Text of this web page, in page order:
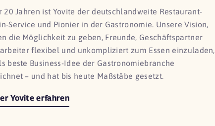
20 Jahren ist Yovite der deutschlandweite Restaurant-
Service und Pionier in der Gastronomie. Unsere Vision,
die Möglichkeit zu geben, Freunde, Geschäftspartner
flexibel und unkompliziert zum Essen einzuladen,
beste Business-Idee der Gastronomiebranche
– und hat bis heute Maßstäbe gesetzt.
Yovite erfahren